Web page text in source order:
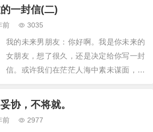
了克制，又充满无奈。理智总会占据上
风，权衡利弊，好像是常态，纵使情绪百
转千回，最后浓缩成两个字“算了”。我不
知道你有没有发现，现在很少能从一个成
年人的口中听…
一封信(二)
前 3035
我的未来男朋友：你好啊。我是你未来的
女朋友，想了很久，还是决定给你写一封
信。或许我们在茫茫人海中素未谋面，或
过，但没关系，我知道总有一天，你会出
现在我面前。在这之前，我常常在想，你
会是一个怎样的人呢？你可能有点儿木
协，不将就。
前 2977